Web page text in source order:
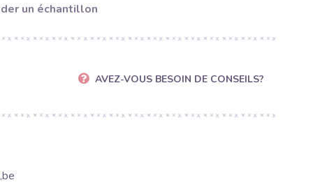
un échantillon
AVEZ-VOUS BESOIN DE CONSEILS?